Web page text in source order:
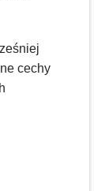
cechy